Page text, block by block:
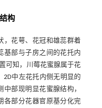
构
，花萼、花冠和雄蕊群着
基部与子房之间的花托内
可知，川莓花蜜腺属于花
2D中左花托内侧无明显的
中部现明显花蜜腺结构，
各部分花器官原基分化完